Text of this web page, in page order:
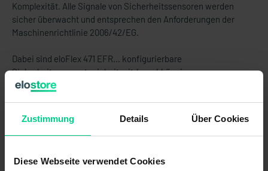
Zustimmung Details Über Cookies
Diese Webseite verwendet Cookies
Komplexität. Alle Signale von Sicherheitssensoren werden
sicher überwacht und entsprechen den Anforderungen der
Maschinenrichtlinie 2006/42/EG.
Dabei sind eloFlex 471 EFR… konfigurierbare
Sicherheitsauswerteeinheit mit 4 unabhängigen
Sicherheitseingängen (2-kanalig) und bis zu 4
Die internen Logikverknüpfungen sind bereits
vorkonfiguriert.
ACHTUNG:Dieses Produkt wird OHNE Standardklemmen